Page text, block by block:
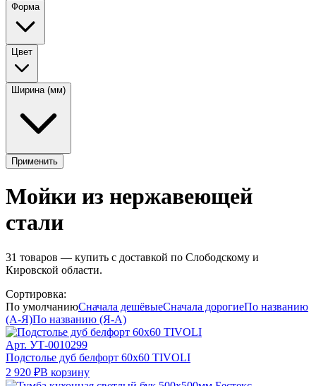
Форма
Цвет
Ширина (мм)
Применить
Мойки из нержавеющей
стали
31 товаров — купить с доставкой по Слободскому и
Кировской области.
Сортировка:
По умолчаниюСначала дешёвыеСначала дорогиеПо названию
(А-Я)По названию (Я-А)
Арт. УТ-0010299
Подстолье дуб белфорт 60х60 TIVOLI
2 920 ₽В корзину